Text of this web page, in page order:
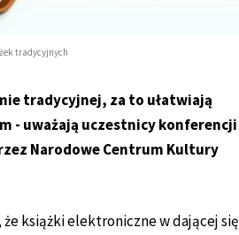
tradycyjnych
tradycyjnej, za to ułatwiają
- uważają uczestnicy konferencji
Narodowe Centrum Kultury
książki elektroniczne w dającej się